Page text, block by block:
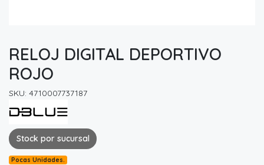
RELOJ DIGITAL DEPORTIVO
ROJO
SKU: 4710007737187
Stock por sucursal
Pocas Unidades.